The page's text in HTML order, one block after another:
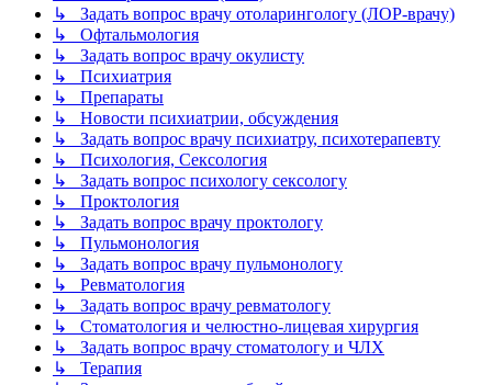
↳ Задать вопрос врачу отоларингологу (ЛОР-врачу)
↳ Офтальмология
↳ Задать вопрос врачу окулисту
↳ Психиатрия
↳ Препараты
↳ Новости психиатрии, обсуждения
↳ Задать вопрос врачу психиатру, психотерапевту
↳ Психология, Сексология
↳ Задать вопрос психологу сексологу
↳ Проктология
↳ Задать вопрос врачу проктологу
↳ Пульмонология
↳ Задать вопрос врачу пульмонологу
↳ Ревматология
↳ Задать вопрос врачу ревматологу
↳ Стоматология и челюстно-лицевая хирургия
↳ Задать вопрос врачу стоматологу и ЧЛХ
↳ Терапия